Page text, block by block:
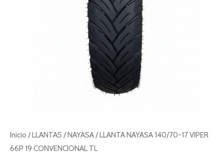
Inicio /LLANTAS /NAYASA/ LLANTA NAYASA 140/70-17 VIPER
66P 19 CONVENCIONAL TL